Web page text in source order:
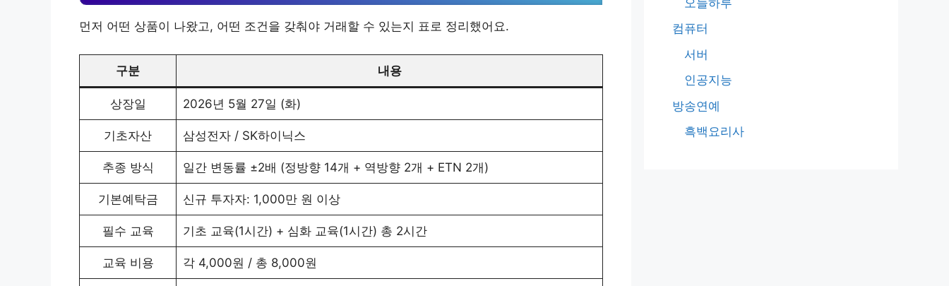
먼저 어떤 상품이 나왔고, 어떤 조건을 갖춰야 거래할 수 있는지 표로 정리했어요.
구분 내용
상장일 2026년 5월 27일 (화)
기초자산 삼성전자 / SK하이닉스
추종 방식 일간 변동률 ±2배 (정방향 14개 + 역방향 2개 + ETN 2개)
기본예탁금 신규 투자자: 1,000만 원 이상
필수 교육 기초 교육(1시간) + 심화 교육(1시간) 총 2시간
교육 비용 각 4,000원 / 총 8,000원
컴퓨터
서버
인공지능
방송연예
흑백요리사